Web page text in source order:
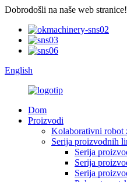
Dobrodošli na naše web stranice!
English
Dom
Proizvodi
Kolaborativni robot
Serija proizvodnih
Serija
Serija
Serija